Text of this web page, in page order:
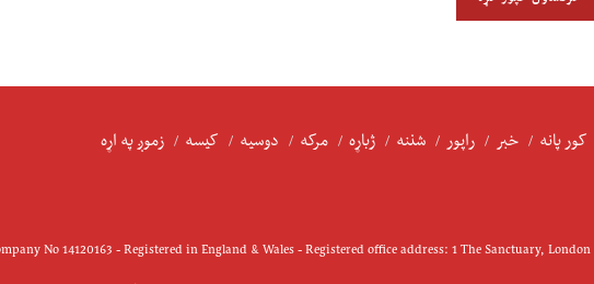
کور پانه خبر راپور شننه ژباړه مرکه دوسیه کیسه زموږ په اړه
No 14120163 - Registered in England & Wales - Registered office address: 1 The Sanctuary, London